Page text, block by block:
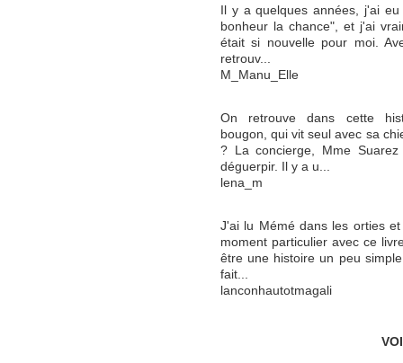
Il y a quelques années, j'ai
bonheur la chance", et j'ai
était si nouvelle pour moi.
retrouv...
M_Manu_Elle
On retrouve dans cette
bougon, qui vit seul avec sa
? La concierge, Mme
déguerpir. Il y a u...
lena_m
J'ai lu Mémé dans les orties
moment particulier avec ce
être une histoire un peu
fait...
lanconhautotmagali